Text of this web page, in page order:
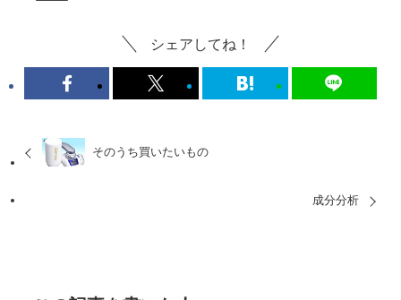
シェアしてね！
そのうち買いたいもの
成分分析